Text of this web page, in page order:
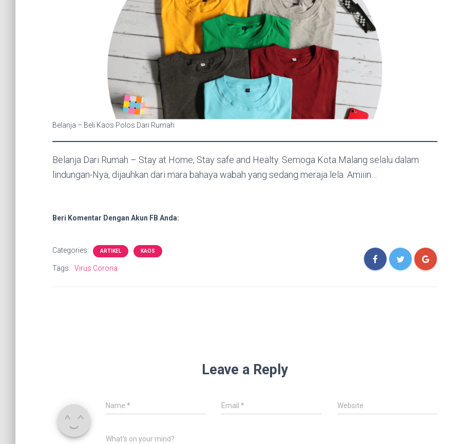
Belanja – Beli Kaos Polos Dari Rumah
Belanja Dari Rumah – Stay at Home, Stay safe and Healty. Semoga Kota Malang selalu dalam
lindungan-Nya, dijauhkan dari mara bahaya wabah yang sedang meraja lela. Amiiin…
Beri Komentar Dengan Akun FB Anda:
Categories: ARTIKEL KAOS
Tags: Virus Corona
Leave a Reply
Name * Email* Website
What's on your mind?